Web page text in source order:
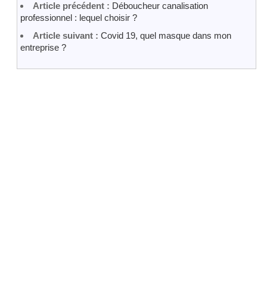
Article précédent : Déboucheur canalisation
professionnel : lequel choisir ?
Article suivant : Covid 19, quel masque dans mon
entreprise ?